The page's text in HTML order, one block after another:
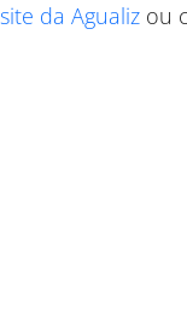
site da Agualiz ou